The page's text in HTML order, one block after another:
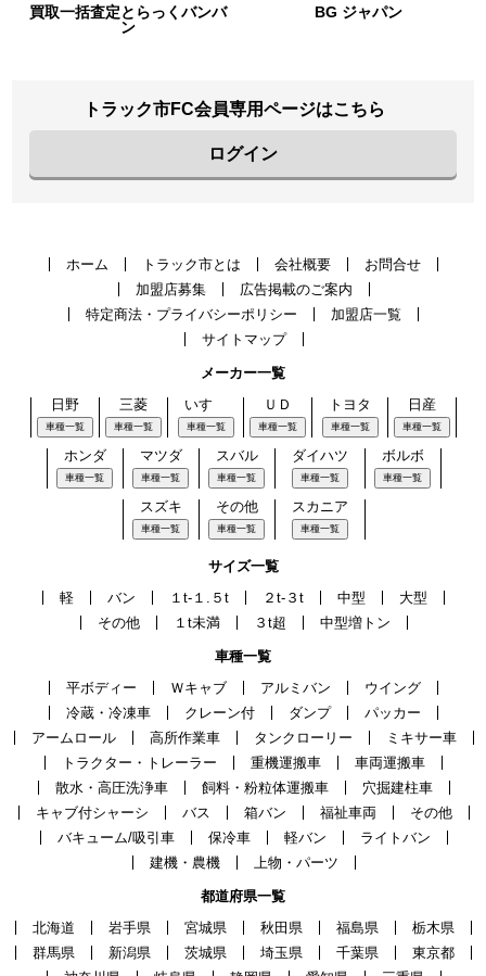
っくバンバ
BG ジャパン
トラック市FC会員専用ページはこちら
ログイン
ホーム トラック市とは 会社概要
お問合せ
加盟店募集
広告掲載のご案内
特定商法・プライバシーポリシー
加盟店一覧
サイトマップ
メーカー一覧
日野
車種一覧
三菱
車種一覧
いすゞ
車種一覧
ＵＤ
車種一覧
トヨタ
車種一覧
日産
車種一覧
ホンダ
車種一覧
マツダ
車種一覧
スバル
車種一覧
ダイハツ
車種一覧
ボルボ
車種一覧
スズキ
車種一覧
その他
車種一覧
スカニア
車種一覧
サイズ一覧
軽
バン １t-１.５t ２t-３t 中型
大型
その他
１t未満 ３t超 中型増トン
車種一覧
平ボディー
Ｗキャブ アルミバン
ウイング
冷蔵・冷凍車
クレーン付 ダンプ
パッカー
アームロール
高所作業車 タンクローリー
ミキサー車
トラクター・トレーラー
重機運搬車
車両運搬車
散水・高圧洗浄車
飼料・粉粒体運搬車
穴掘建柱車
キャブ付シャーシ
バス 箱バン 福祉車両
その他
バキューム/吸引車
保冷車 軽バン
ライトバン
建機・農機
上物・パーツ
都道府県一覧
北海道
岩手県 宮城県 秋田県 福島県
栃木県
群馬県
新潟県 茨城県 埼玉県 千葉県
東京都